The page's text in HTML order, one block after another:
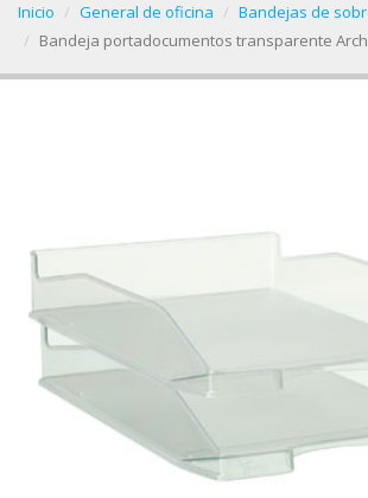
Inicio General de oficina
Bandejas de
Bandeja portadocumentos transparente